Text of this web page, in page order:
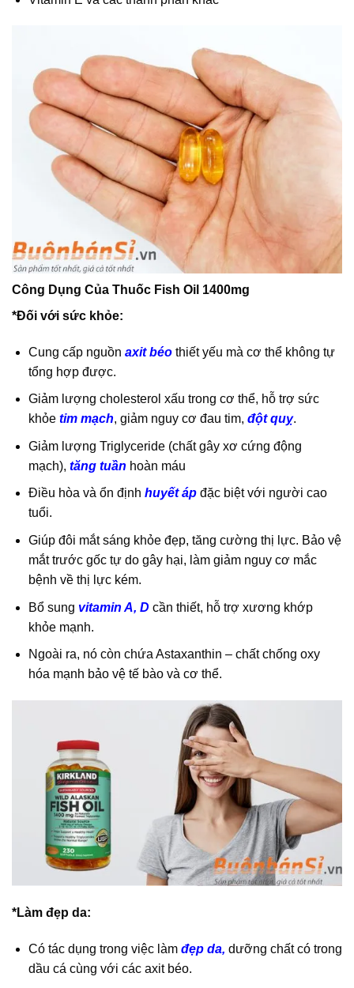
Công Dụng Của Thuốc Fish Oil 1400mg
*Đối với sức khỏe:
Cung cấp nguồn axit béothiết yếu mà cơ thể không tự
tổng hợp được.
Giảm lượng cholesterol xấu trong cơ thể, hỗ trợ sức
khỏetim mạch, giảm nguy cơ đau tim, đột quỵ.
Giảm lượng Triglyceride (chất gây xơ cứng động
mạch), tăng tuần hoàn máu
Điều hòa và ổn định huyết ápđặc biệt với người cao
tuổi.
Giúp đôi mắt sáng khỏe đẹp, tăng cường thị lực. Bảo vệ
mắt trước gốc tự do gây hại, làm giảm nguy cơ mắc
bệnh về thị lực kém.
Bổ sung vitamin A, D cần thiết, hỗ trợ xương khớp
khỏe mạnh.
Ngoài ra, nó còn chứa Astaxanthin – chất chống oxy
hóa mạnh bảo vệ tế bào và cơ thể.
*Làm đẹp da:
Có tác dụng trong việc làm đẹp da, dưỡng chất có trong
dầu cá cùng với các axit béo.